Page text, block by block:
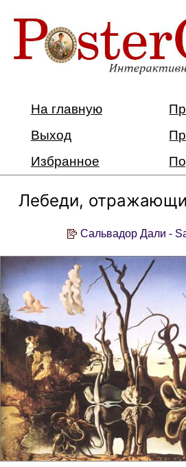
На главную
Выход
Избранное
Лебеди,
Сальвадор Дали -